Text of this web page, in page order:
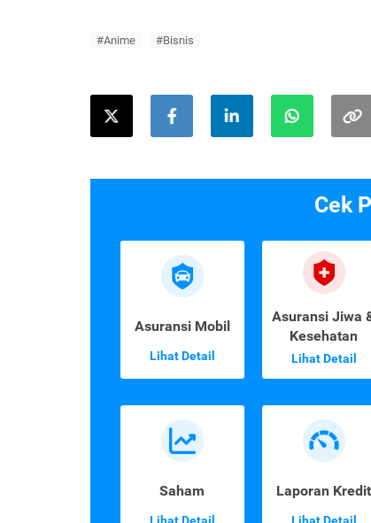
#Anime #Bisnis
Cek
Asuransi Mobil
Lihat Detail
Asuransi Jiwa
Kesehatan
Lihat Detail
Saham Laporan Kredit